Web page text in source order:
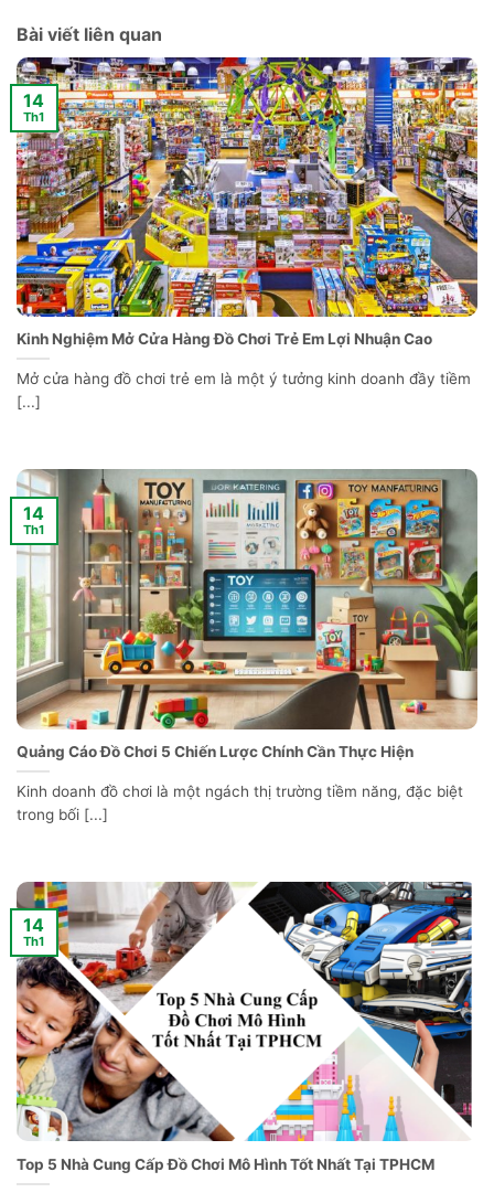
Bài viết liên quan
Kinh Nghiệm Mở Cửa Hàng Đồ Chơi Trẻ Em Lợi Nhuận Cao
Mở cửa hàng đồ chơi trẻ em là một ý tưởng kinh doanh đầy tiềm
[...]
14
Th1
Quảng Cáo Đồ Chơi 5 Chiến Lược Chính Cần Thực Hiện
Kinh doanh đồ chơi là một ngách thị trường tiềm năng, đặc biệt
trong bối [...]
14
Th1
Top 5 Nhà Cung Cấp Đồ Chơi Mô Hình Tốt Nhất Tại TPHCM
14
Th1